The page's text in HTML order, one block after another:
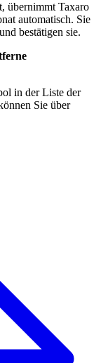
übernimmt Taxaro
automatisch. Sie
bestätigen sie.
in der Liste der
Sie über